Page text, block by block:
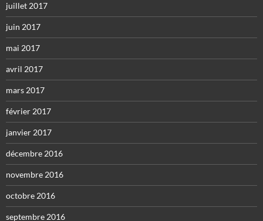
juillet 2017
juin 2017
mai 2017
avril 2017
mars 2017
février 2017
janvier 2017
décembre 2016
novembre 2016
octobre 2016
septembre 2016